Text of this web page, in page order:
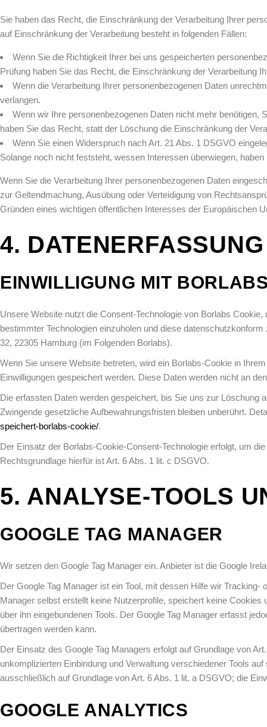
Sie haben das Recht, die Einschränkung der Verarbeitung Ihrer
auf Einschränkung der Verarbeitung besteht in folgenden Fällen:
Wenn Sie die Richtigkeit Ihrer bei uns gespeicherten
Prüfung haben Sie das Recht, die Einschränkung der Verarbeitung
Wenn die Verarbeitung Ihrer personenbezogenen Daten
verlangen.
Wenn wir Ihre personenbezogenen Daten nicht mehr
haben Sie das Recht, statt der Löschung die Einschränkung der
Wenn Sie einen Widerspruch nach Art. 21 Abs. 1 DSGVO
Solange noch nicht feststeht, wessen Interessen überwiegen,
Wenn Sie die Verarbeitung Ihrer personenbezogenen Daten
zur Geltendmachung, Ausübung oder Verteidigung von
Gründen eines wichtigen öffentlichen Interesses der Europäischen
4.
EINWILLIGUNG MIT
Unsere Website nutzt die Consent-Technologie von Borlabs
bestimmter Technologien einzuholen und diese
32, 22305 Hamburg (im Folgenden Borlabs).
Wenn Sie unsere Website betreten, wird ein Borlabs-Cookie in
Einwilligungen gespeichert werden. Diese Daten werden nicht an
Die erfassten Daten werden gespeichert, bis Sie uns zur Löschung
Zwingende gesetzliche Aufbewahrungsfristen bleiben unberührt.
speichert-borlabs-cookie/.
Der Einsatz der Borlabs-Cookie-Consent-Technologie erfolgt, um
Rechtsgrundlage hierfür ist Art. 6 Abs. 1 lit. c DSGVO.
5. ANALYSE-TOOLS
GOOGLE TAG MANAGER
Wir setzen den Google Tag Manager ein. Anbieter ist die Google
Der Google Tag Manager ist ein Tool, mit dessen Hilfe wir
Manager selbst erstellt keine Nutzerprofile, speichert keine
über ihn eingebundenen Tools. Der Google Tag Manager erfasst
übertragen werden kann.
Der Einsatz des Google Tag Managers erfolgt auf Grundlage von
unkomplizierten Einbindung und Verwaltung verschiedener Tools
ausschließlich auf Grundlage von Art. 6 Abs. 1 lit. a DSGVO; die
GOOGLE ANALYTICS